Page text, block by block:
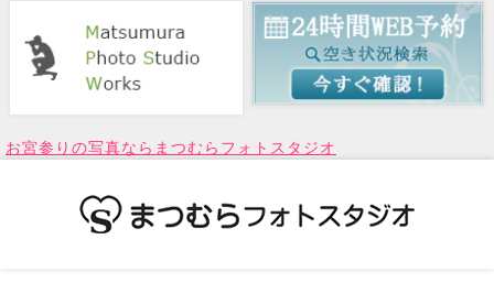
お宮参りの写真ならまつむらフォトスタジオ